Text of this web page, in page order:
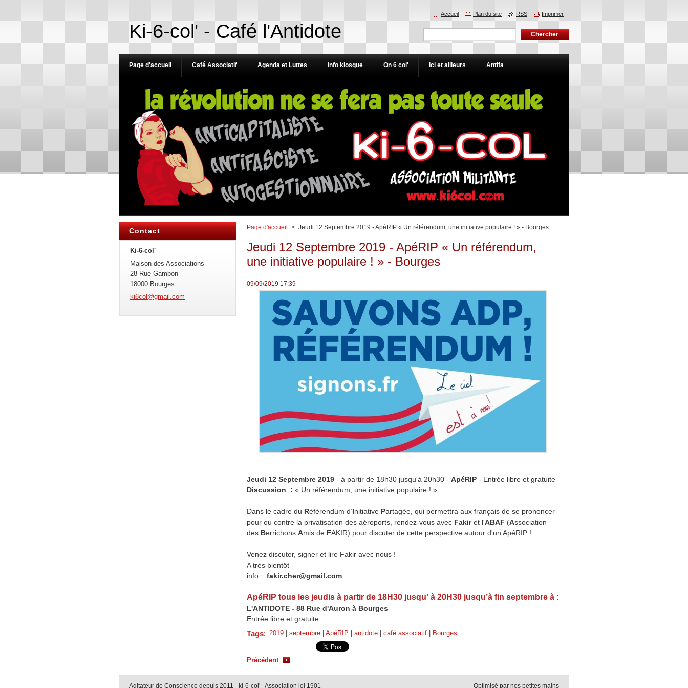
Ki-6-col' - Café l'Antidote
Page d'accueil > Jeudi 12 Septembre 2019 - ApéRIP « Un référendum, une initiative populaire ! » - Bourges
Jeudi 12 Septembre 2019 - ApéRIP « Un référendum,
une initiative populaire ! » - Bourges
09/09/2019 17:39
Jeudi 12 Septembre 2019 - à partir de 18h30 jusqu'à 20h30 - ApéRIP - Entrée libre et gratuite
Discussion : « Un référendum, une initiative populaire ! »
Dans le cadre du Référendum d’Initiative Partagée, qui permettra aux français de se prononcer
pour ou contre la privatisation des aéroports, rendez-vous avec Fakiret l'ABAF (Association
des Berrichons Amis de FAKIR) pour discuter de cette perspective autour d'un ApéRIP !
Venez discuter, signer et lire Fakir avec nous !
A très bientôt
info : fakir.cher@gmail.com
ApéRIP tous les jeudis à partir de 18H30 jusqu' à 20H30 jusqu’à fin septembre à :
L'ANTIDOTE - 88 Rue d'Auron à Bourges
Entrée libre et gratuite
Tags: 2019 septembre ApéRIP antidote café associatif Bourges
Précédent
Contact
Ki-6-col'
Maison des Associations
28 Rue Gambon
18000 Bourges
ki6col@gmail.com
Page d'accueil Café Associatif Agenda et Luttes Info kiosque On 6 col' Ici et ailleurs Antifa
Agitateur de Conscience depuis 2011 - ki-6-col' - Association loi 1901 Optimisé par nos petites mains
Accueil Plan du site RSS Imprimer